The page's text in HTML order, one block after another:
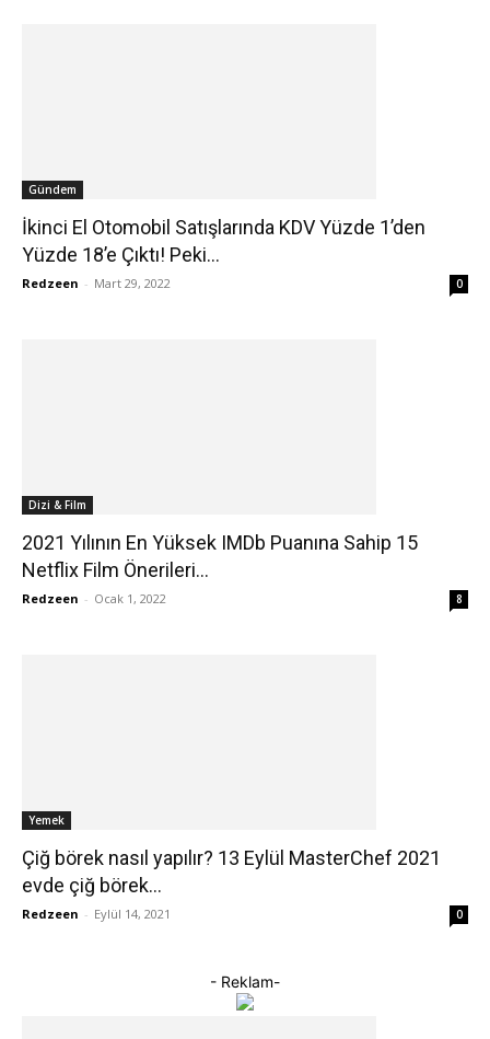
Gündem
İkinci El Otomobil Satışlarında KDV Yüzde 1’den
Yüzde 18’e Çıktı! Peki...
Redzeen - Mart 29, 2022 0
Dizi & Film
2021 Yılının En Yüksek IMDb Puanına Sahip 15
Netflix Film Önerileri...
Redzeen - Ocak 1, 2022 8
Yemek
Çiğ börek nasıl yapılır? 13 Eylül MasterChef 2021
evde çiğ börek...
Redzeen - Eylül 14, 2021 0
- Reklam-